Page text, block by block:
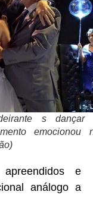
s dançar
emocionou
e
análogo a